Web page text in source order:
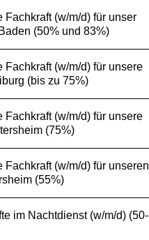
(w/m/d) für unser
(50% und 83%)
(w/m/d) für unsere
(bis zu 75%)
(w/m/d) für unsere
(75%)
(w/m/d) für unseren
(55%)
im Nachtdienst (w/m/d) (50-